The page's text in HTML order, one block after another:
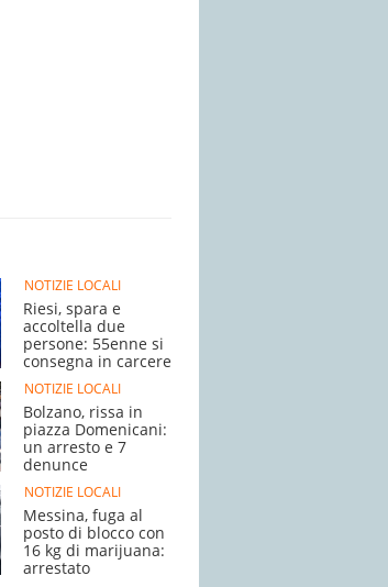
NOTIZIE LOCALI
Riesi, spara e
accoltella due
persone: 55enne si
consegna in carcere
NOTIZIE LOCALI
Bolzano, rissa in
piazza Domenicani:
un arresto e 7
denunce
NOTIZIE LOCALI
Messina, fuga al
posto di blocco con
16 kg di marijuana:
arrestato